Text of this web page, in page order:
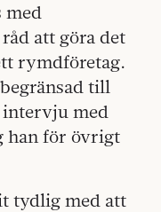
med
att göra det
rymdföretag.
till
intervju med
han för övrigt
tydlig med att